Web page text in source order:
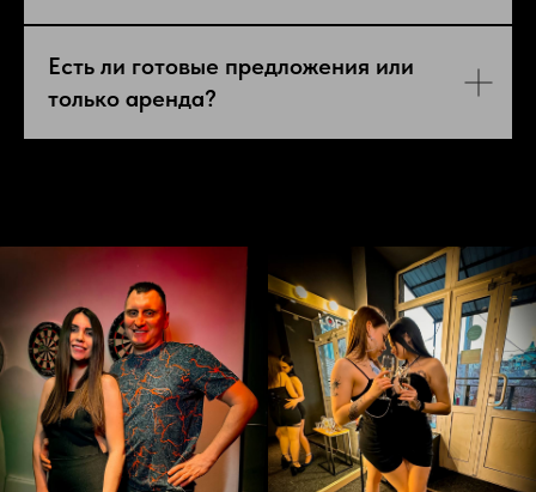
Есть ли готовые предложения или
только аренда?